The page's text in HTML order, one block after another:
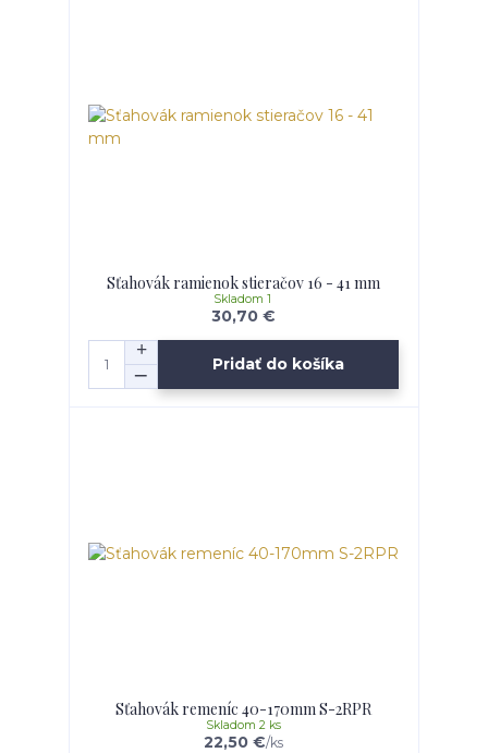
Sťahovák ramienok stieračov 16 - 41 mm
30,70 €
Skladom 1
Pridať do košíka
Sťahovák remeníc 40-170mm S-2RPR
22,50 €/ks
Skladom 2 ks